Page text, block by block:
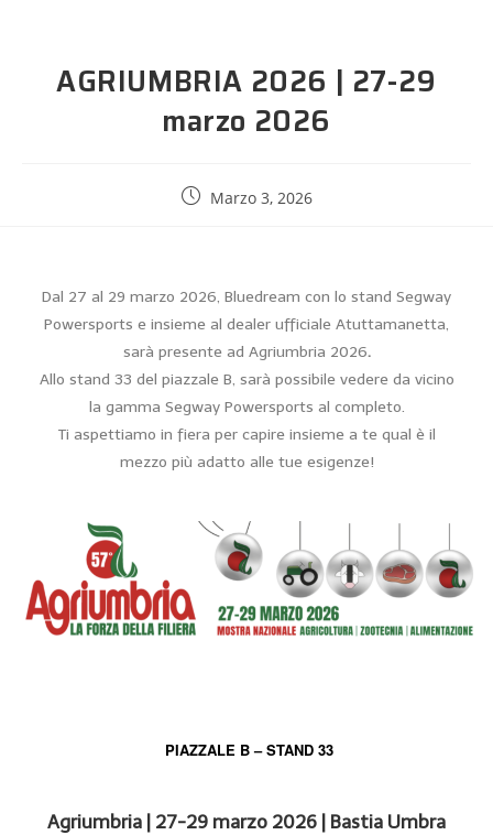
AGRIUMBRIA 2026 | 27-29
marzo 2026
Marzo 3, 2026
Dal 27 al 29 marzo 2026, Bluedream con lo stand Segway
Powersports e insieme al dealer ufficiale Atuttamanetta,
sarà presente ad Agriumbria 2026.
Allo stand 33 del piazzale B, sarà possibile vedere da vicino
la gamma Segway Powersports al completo.
Ti aspettiamo in fiera per capire insieme a te qual è il
mezzo più adatto alle tue esigenze!
PIAZZALE B – STAND 33
Agriumbria | 27-29 marzo 2026 | Bastia Umbra